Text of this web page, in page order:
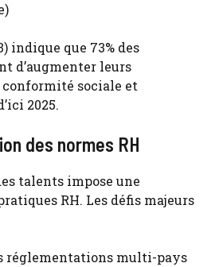
indique que 73% des
d’augmenter leurs
sociale et
2025.
des normes RH
talents impose une
RH. Les défis majeurs
réglementations multi-pays